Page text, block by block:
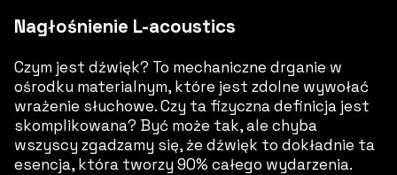
Nagłośnienie L-acoustics
Czym jest dźwięk? To mechaniczne drganie w
ośrodku materialnym, które jest zdolne wywołać
wrażenie słuchowe. Czy ta fizyczna definicja jest
skomplikowana? Być może tak, ale chyba
wszyscy zgadzamy się, że dźwięk to dokładnie ta
esencja, która tworzy 90% całego wydarzenia.